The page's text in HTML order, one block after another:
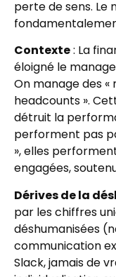
perte de sens.
Contexte: La
éloigné le
On manage des «
headcounts ».
détruit la
performent pas
», elles
engagées,
Dérives de la
par les chiffres
déshumanisées
communication
Slack, jamais de